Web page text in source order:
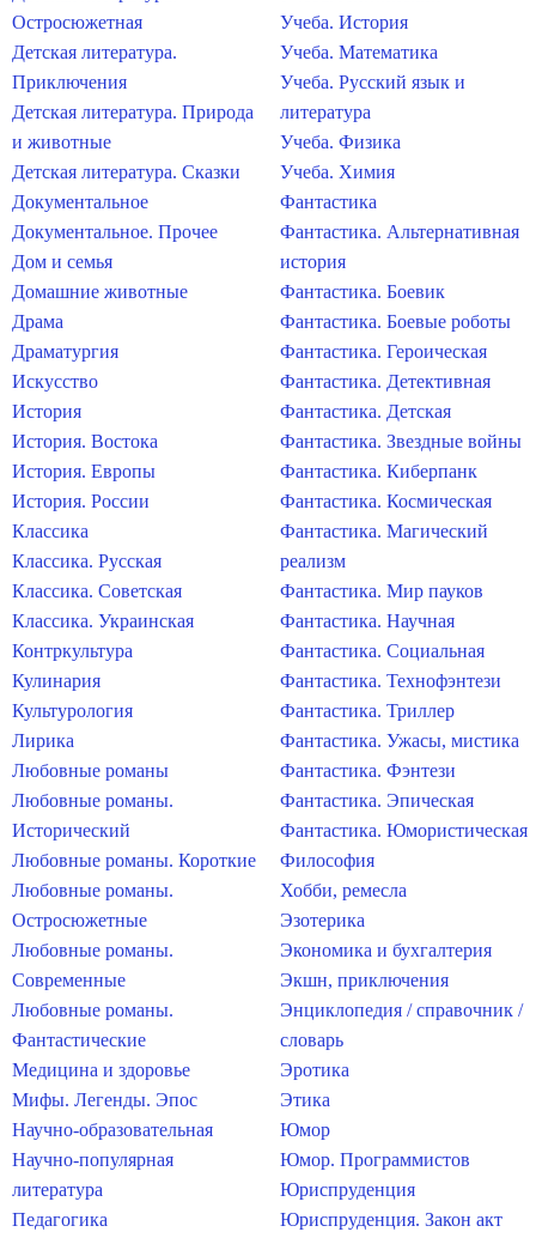
Остросюжетная
Детская литература.
Приключения
Детская литература. Природа
и животные
Детская литература. Сказки
Документальное
Документальное. Прочее
Дом и семья
Домашние животные
Драма
Драматургия
Искусство
История
История. Востока
История. Европы
История. России
Классика
Классика. Русская
Классика. Советская
Классика. Украинская
Контркультура
Кулинария
Культурология
Лирика
Любовные романы
Любовные романы.
Исторический
Любовные романы. Короткие
Любовные романы.
Остросюжетные
Любовные романы.
Современные
Любовные романы.
Фантастические
Медицина и здоровье
Мифы. Легенды. Эпос
Научно-образовательная
Научно-популярная
литература
Педагогика
Учеба. История
Учеба. Математика
Учеба. Русский язык и
литература
Учеба. Физика
Учеба. Химия
Фантастика
Фантастика. Альтернативная
история
Фантастика. Боевик
Фантастика. Боевые роботы
Фантастика. Героическая
Фантастика. Детективная
Фантастика. Детская
Фантастика. Звездные войны
Фантастика. Киберпанк
Фантастика. Космическая
Фантастика. Магический
реализм
Фантастика. Мир пауков
Фантастика. Научная
Фантастика. Социальная
Фантастика. Технофэнтези
Фантастика. Триллер
Фантастика. Ужасы, мистика
Фантастика. Фэнтези
Фантастика. Эпическая
Фантастика. Юмористическая
Философия
Хобби, ремесла
Эзотерика
Экономика и бухгалтерия
Экшн, приключения
Энциклопедия / справочник /
словарь
Эротика
Этика
Юмор
Юмор. Программистов
Юриспруденция
Юриспруденция. Закон акт